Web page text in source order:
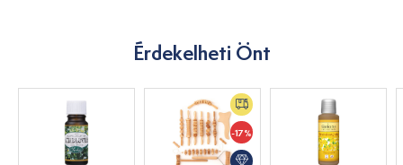
Érdekelheti Önt
-17%